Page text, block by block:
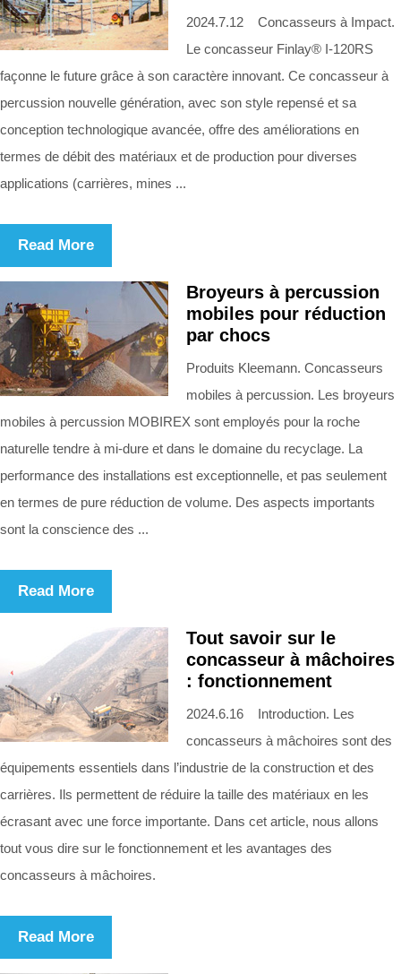
2024.7.12 Concasseurs à Impact.
Le concasseur Finlay® I-120RS
façonne le future grâce à son caractère innovant. Ce concasseur à
percussion nouvelle génération, avec son style repensé et sa
conception technologique avancée, offre des améliorations en
termes de débit des matériaux et de production pour diverses
applications (carrières, mines ...
Read More
Broyeurs à percussion
mobiles pour réduction
par chocs
Produits Kleemann. Concasseurs
mobiles à percussion. Les broyeurs
mobiles à percussion MOBIREX sont employés pour la roche
naturelle tendre à mi-dure et dans le domaine du recyclage. La
performance des installations est exceptionnelle, et pas seulement
en termes de pure réduction de volume. Des aspects importants
sont la conscience des ...
Read More
Tout savoir sur le
concasseur à mâchoires
: fonctionnement
2024.6.16 Introduction. Les
concasseurs à mâchoires sont des
équipements essentiels dans l’industrie de la construction et des
carrières. Ils permettent de réduire la taille des matériaux en les
écrasant avec une force importante. Dans cet article, nous allons
tout vous dire sur le fonctionnement et les avantages des
concasseurs à mâchoires.
Read More